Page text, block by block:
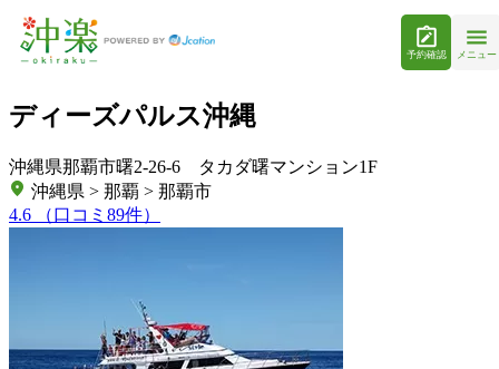
予約確認 メニュー
ディーズパルス沖縄
沖縄県那覇市曙2-26-6 タカダ曙マンション1F
沖縄県 > 那覇 > 那覇市
4.6
（口コミ89件）